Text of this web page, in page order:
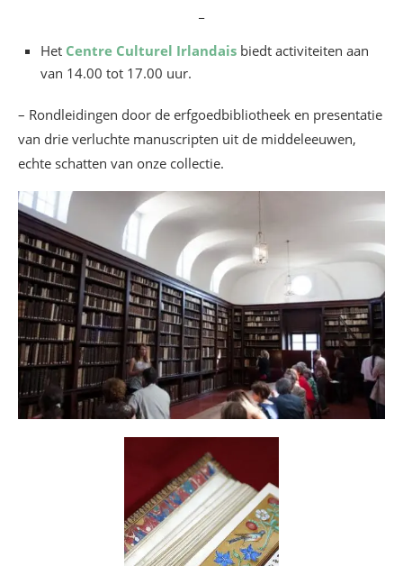
Het Centre Culturel Irlandais biedt activiteiten aan
van 14.00 tot 17.00 uur.
– Rondleidingen door de erfgoedbibliotheek en presentatie
van drie verluchte manuscripten uit de middeleeuwen,
echte schatten van onze collectie.